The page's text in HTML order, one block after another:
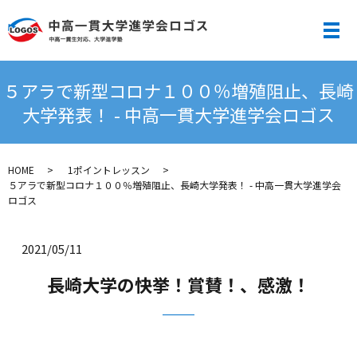
メ
５アラで新型コロナ１００％増殖阻止、長崎
大学発表！ - 中高一貫大学進学会ロゴス
HOME
1ポイントレッスン
５アラで新型コロナ１００％増殖阻止、長崎大学発表！ - 中高一貫大学進学会
ロゴス
2021/05/11
長崎大学の快挙！賞賛！、感激！